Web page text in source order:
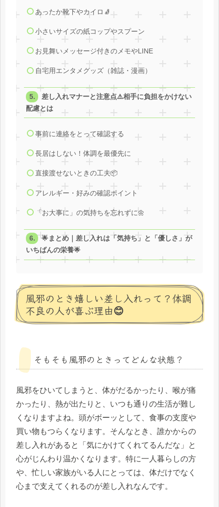
あったか靴下やカイロ🧦
小さいサイズの紙コップやスプーン
お見舞いメッセージ付きのメモやLINE
自宅用エンタメグッズ（雑誌・漫画）
差し入れマナーと注意点⚠️相手に負担をかけない
配慮とは
事前に連絡をとって確認する
長居はしない！体調を最優先に
直接渡せないときの工夫📦
アレルギー・好みの確認ポイント
「お大事に」の気持ちを忘れずに🌼
🌟まとめ｜差し入れは「気持ち」と「優しさ」が
いちばんの栄養🌟
風邪のとき嬉しい差し入れって？体調
不良の人が喜ぶ理由😊
そもそも風邪のときってどんな状態？
風邪をひいてしまうと、体がだるかったり、喉が痛
かったり、熱が出たりと、いつも通りの生活が難し
くなりますよね。頭がボーッとして、食事の支度や
買い物もつらくなります。そんなとき、誰かからの
差し入れがあると「気にかけてくれてるんだな」と
心がじんわり温かくなります。特に一人暮らしの方
や、忙しい家族がいる人にとっては、体だけでなく
心まで支えてくれるのが差し入れなんです。